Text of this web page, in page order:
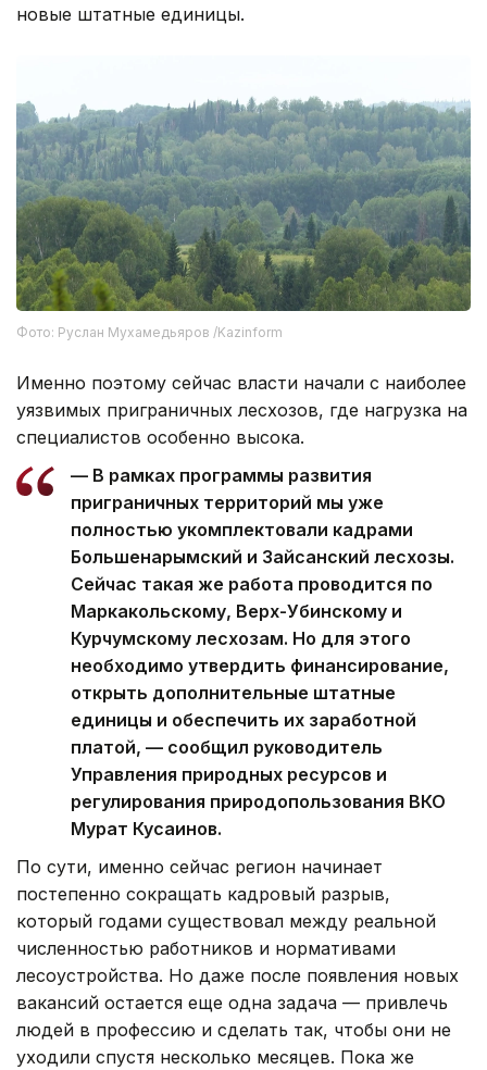
новые штатные единицы.
Фото: Руслан Мухамедьяров /Kazinform
Именно поэтому сейчас власти начали с наиболее
уязвимых приграничных лесхозов, где нагрузка на
специалистов особенно высока.
— В рамках программы развития
приграничных территорий мы уже
полностью укомплектовали кадрами
Большенарымский и Зайсанский лесхозы.
Сейчас такая же работа проводится по
Маркакольскому, Верх-Убинскому и
Курчумскому лесхозам. Но для этого
необходимо утвердить финансирование,
открыть дополнительные штатные
единицы и обеспечить их заработной
платой, — сообщил руководитель
Управления природных ресурсов и
регулирования природопользования ВКО
Мурат Кусаинов.
По сути, именно сейчас регион начинает
постепенно сокращать кадровый разрыв,
который годами существовал между реальной
численностью работников и нормативами
лесоустройства. Но даже после появления новых
вакансий остается еще одна задача — привлечь
людей в профессию и сделать так, чтобы они не
уходили спустя несколько месяцев. Пока же